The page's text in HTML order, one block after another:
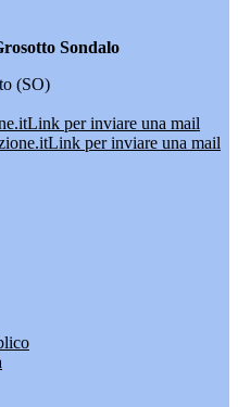
Sondalo
(SO)
Link per inviare una mail
Link per inviare una mail